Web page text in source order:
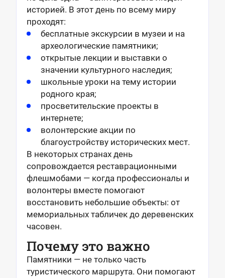
историей. В этот день по всему миру
проходят:
бесплатные экскурсии в музеи и на
археологические памятники;
открытые лекции и выставки о
значении культурного наследия;
школьные уроки на тему истории
родного края;
просветительские проекты в
интернете;
волонтерские акции по
благоустройству исторических мест.
В некоторых странах день
сопровождается реставрационными
флешмобами — когда профессионалы и
волонтеры вместе помогают
восстановить небольшие объекты: от
мемориальных табличек до деревенских
часовен.
Почему это важно
Памятники — не только часть
туристического маршрута. Они помогают